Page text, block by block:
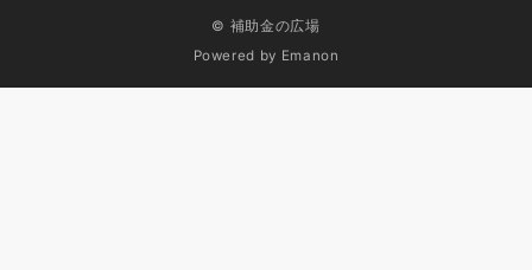
© 補助金の広場
Powered by Emanon